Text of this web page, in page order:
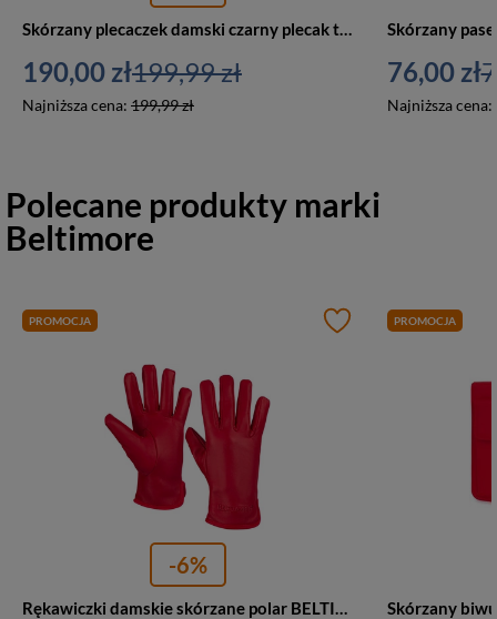
Skórzany plecaczek damski czarny plecak torebka 2w1 Beltimore 019
190,00 zł
Najniższa cena: 199,99 zł
199,99 zł 76,00 zł
Najniższa cena:
Polecane produkty marki
Beltimore
PROMOCJA
-6%
Rękawiczki damskie skórzane polar BELTIMORE K25 XL czerwone
PROMOCJA